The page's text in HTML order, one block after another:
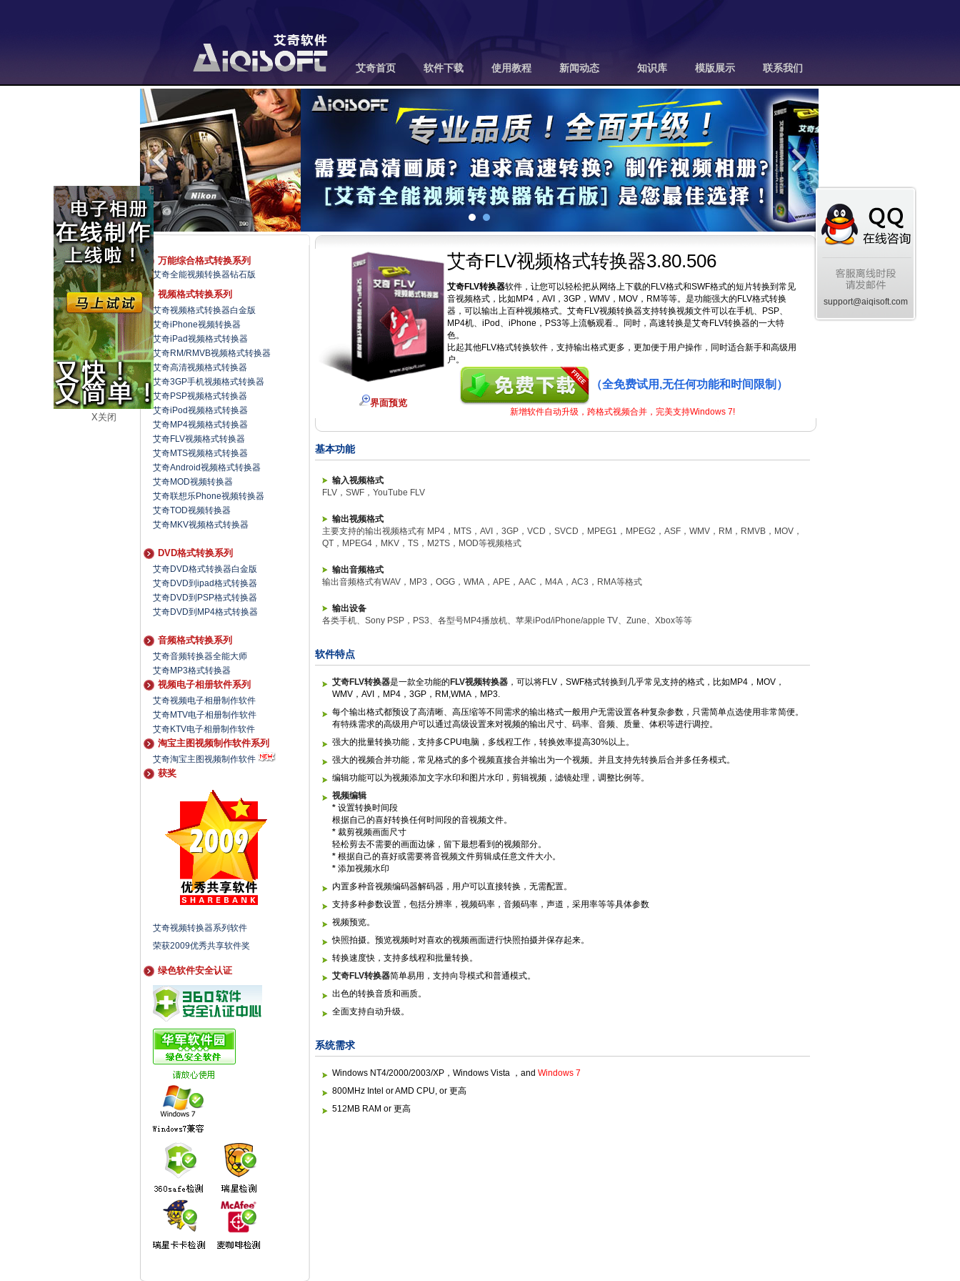
艾奇首页 软件下载 使用教程 新闻动态 知识库 模版展示 联系我们
万能综合格式转换系列
艾奇全能视频转换器钻石版
视频格式转换系列
艾奇视频格式转换器白金版
艾奇iPhone视频转换器
艾奇iPad视频格式转换器
艾奇RM/RMVB视频格式转换器
艾奇高清视频格式转换器
艾奇3GP手机视频格式转换器
艾奇PSP视频格式转换器
艾奇iPod视频格式转换器
艾奇MP4视频格式转换器
艾奇FLV视频格式转换器
艾奇MTS视频格式转换器
艾奇Android视频格式转换器
艾奇MOD视频转换器
艾奇联想乐Phone视频转换器
艾奇TOD视频转换器
艾奇MKV视频格式转换器
DVD格式转换系列
艾奇DVD格式转换器白金版
艾奇DVD到ipad格式转换器
艾奇DVD到PSP格式转换器
艾奇DVD到MP4格式转换器
音频格式转换系列
艾奇音频转换器全能大师
艾奇MP3格式转换器
视频电子相册软件系列
艾奇视频电子相册制作软件
艾奇MTV电子相册制作软件
艾奇KTV电子相册制作软件
淘宝主图视频制作软件系列
艾奇淘宝主图视频制作软件
获奖
艾奇视频转换器系列软件
荣获2009优秀共享软件奖
绿色软件安全认证
界面预览
艾奇FLV视频格式转换器3.80.506
艾奇FLV转换器软件，让您可以轻松把从网络上下载的FLV格式和SWF格式的短片转换到常见
音视频格式，比如MP4，AVI，3GP，WMV，MOV，RM等等。是功能强大的FLV格式转换
器，可以输出上百种视频格式。艾奇FLV视频转换器支持转换视频文件可以在手机、PSP、
MP4机、iPod、iPhone，PS3等上流畅观看.。同时，高速转换是艾奇FLV转换器的一大特
色。
比起其他FLV格式转换软件，支持输出格式更多，更加便于用户操作，同时适合新手和高级用
户。
（全免费试用,无任何功能和时间限制）
新增软件自动升级，跨格式视频合并，完美支持Windows 7!
基本功能
输入视频格式
FLV，SWF，YouTube FLV
输出视频格式
主要支持的输出视频格式有 MP4，MTS，AVI，3GP，VCD，SVCD，MPEG1，MPEG2，ASF，WMV，RM，RMVB，MOV，
QT，MPEG4，MKV，TS，M2TS，MOD等视频格式
输出音频格式
输出音频格式有WAV，MP3，OGG，WMA，APE，AAC，M4A，AC3，RMA等格式
输出设备
各类手机、Sony PSP，PS3、各型号MP4播放机、苹果iPod/iPhone/apple TV、Zune、Xbox等等
软件特点
艾奇FLV转换器是一款全功能的 FLV视频转换器 ，可以将FLV，SWF格式转换到几乎常见支持的格式，比如MP4，MOV，
WMV，AVI，MP4，3GP，RM,WMA，MP3.
每个输出格式都预设了高清晰、高压缩等不同需求的输出格式一般用户无需设置各种复杂参数，只需简单点选使用非常简便。
有特殊需求的高级用户可以通过高级设置来对视频的输出尺寸、码率、音频、质量、体积等进行调控。
强大的批量转换功能，支持多CPU电脑，多线程工作，转换效率提高30%以上。
强大的视频合并功能，常见格式的多个视频直接合并输出为一个视频。并且支持先转换后合并多任务模式。
编辑功能可以为视频添加文字水印和图片水印，剪辑视频，滤镜处理，调整比例等。
视频编辑
* 设置转换时间段
根据自己的喜好转换任何时间段的音视频文件。
* 裁剪视频画面尺寸
轻松剪去不需要的画面边缘，留下最想看到的视频部分。
* 根据自己的喜好或需要将音视频文件剪辑成任意文件大小。
* 添加视频水印
内置多种音视频编码器解码器，用户可以直接转换，无需配置。
支持多种参数设置，包括分辨率，视频码率，音频码率，声道，采用率等等具体参数
视频预览。
快照拍摄。预览视频时对喜欢的视频画面进行快照拍摄并保存起来。
转换速度快，支持多线程和批量转换。
艾奇FLV转换器简单易用，支持向导模式和普通模式。
出色的转换音质和画质。
全面支持自动升级。
系统需求
Windows NT4/2000/2003/XP，Windows Vista ，and Windows 7
800MHz Intel or AMD CPU, or 更高
512MB RAM or 更高
X关闭
support@aiqisoft.com